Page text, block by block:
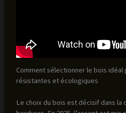
Comment sélectionner le bois
résistantes et écologiques
Le choix du bois est décisif dans